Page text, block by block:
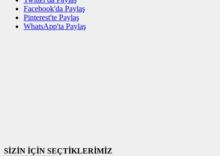
Facebook'da Paylaş
Pinterest'te Paylaş
WhatsApp'ta Paylaş
SİZİN İÇİN SEÇTİKLERİMİZ